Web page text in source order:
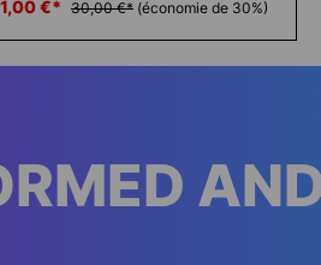
€* 30,00 €* (économie de 30%)